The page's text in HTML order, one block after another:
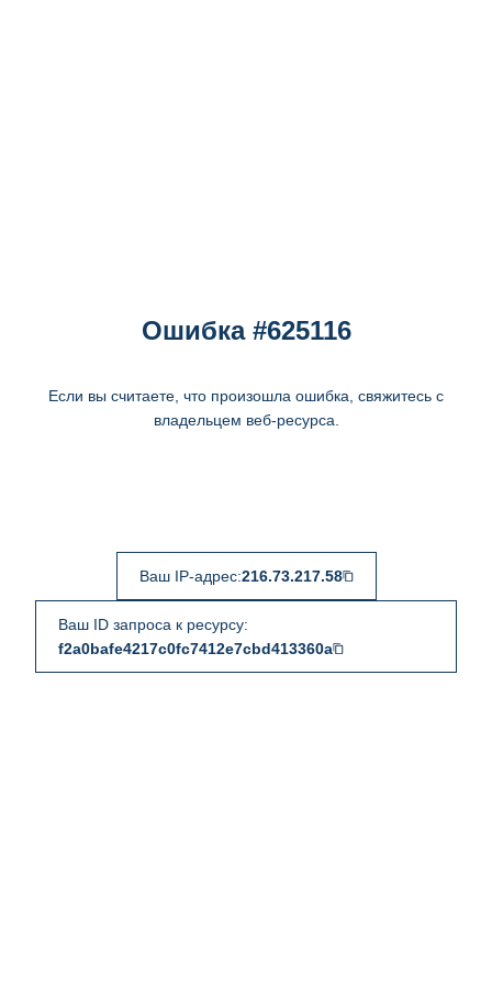
Ошибка #625116
Если вы считаете, что произошла ошибка, свяжитесь с
владельцем веб-ресурса.
Ваш IP-адрес:216.73.217.58
Ваш ID запроса к ресурсу:
f2a0bafe4217c0fc7412e7cbd413360a